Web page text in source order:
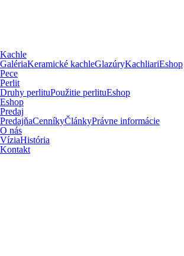
Kachle
GalériaKeramické kachleGlazúryKachliariEshop
Pece
Perlit
Druhy perlituPoužitie perlituEshop
Eshop
Predaj
PredajňaCenníkyČlánkyPrávne informácie
O nás
VíziaHistória
Kontakt